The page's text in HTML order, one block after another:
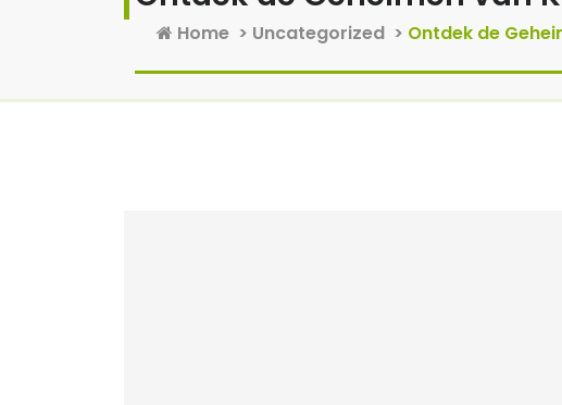
Home > Uncategorized > Ontdek de